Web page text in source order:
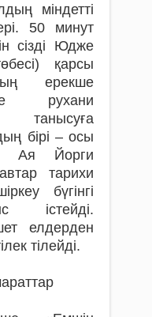
міндетті
50 минут
сізді Юдже
қарсы
ерекше
рухани
танысуға
бірі – осы
Ая Йорги
тарихи
бүгінгі
істейді.
елдерден
тілейді.